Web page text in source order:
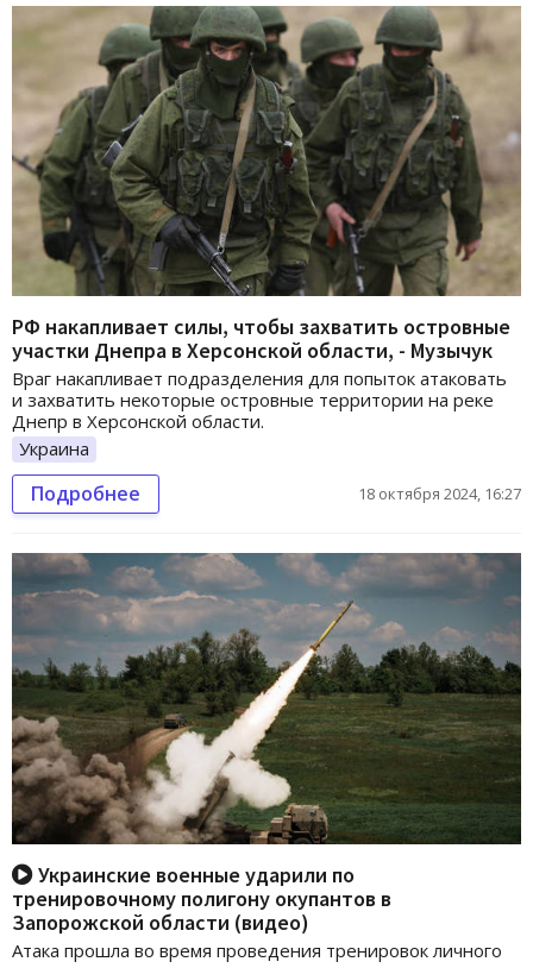
РФ накапливает силы, чтобы захватить островные
участки Днепра в Херсонской области, - Музычук
Враг накапливает подразделения для попыток атаковать
и захватить некоторые островные территории на реке
Днепр в Херсонской области.
Украина
Подробнее 18 октября 2024, 16:27
Украинские военные ударили по
тренировочному полигону окупантов в
Запорожской области (видео)
Атака прошла во время проведения тренировок личного